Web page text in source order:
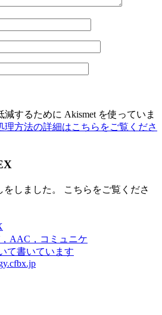
するために Akismet を使っていま
理方法の詳細はこちらをご覧くださ
をしました。 こちらをご覧くださ
AAC，コミュニケ
て書いています